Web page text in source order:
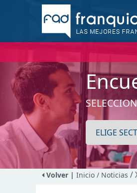
Volver | Inicio / Noticias /